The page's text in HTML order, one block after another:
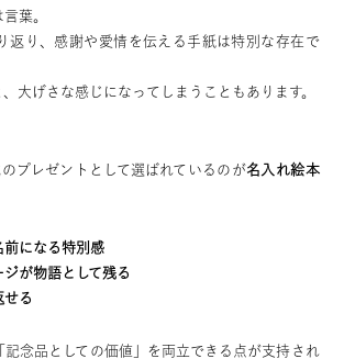
葉。
返り、感謝や愛情を伝える手紙は特別な存在で
大げさな感じになってしまうこともあります。
プレゼントとして選ばれているのが名入れ絵本
前になる特別感
ジが物語として残る
せる
記念品としての価値」を両立できる点が支持され